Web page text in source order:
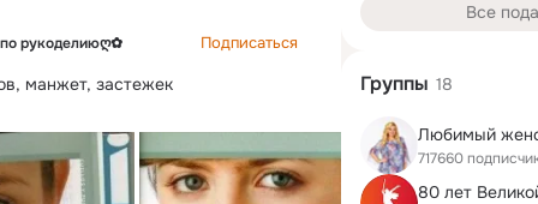
рукоделиюღ✿ Подписаться
манжет, застежек
Все
Группы 18
717660
80 лет